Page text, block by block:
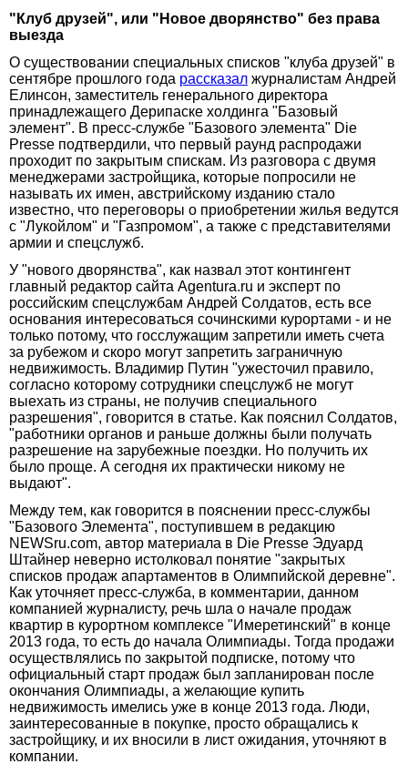
"Клуб друзей", или "Новое дворянство" без права
выезда
О существовании специальных списков "клуба друзей" в
сентябре прошлого года рассказал журналистам Андрей
Елинсон, заместитель генерального директора
принадлежащего Дерипаске холдинга "Базовый
элемент". В пресс-службе "Базового элемента" Die
Presse подтвердили, что первый раунд распродажи
проходит по закрытым спискам. Из разговора с двумя
менеджерами застройщика, которые попросили не
называть их имен, австрийскому изданию стало
известно, что переговоры о приобретении жилья ведутся
с "Лукойлом" и "Газпромом", а также с представителями
армии и спецслужб.
У "нового дворянства", как назвал этот контингент
главный редактор сайта Agentura.ru и эксперт по
российским спецслужбам Андрей Солдатов, есть все
основания интересоваться сочинскими курортами - и не
только потому, что госслужащим запретили иметь счета
за рубежом и скоро могут запретить заграничную
недвижимость. Владимир Путин "ужесточил правило,
согласно которому сотрудники спецслужб не могут
выехать из страны, не получив специального
разрешения", говорится в статье. Как пояснил Солдатов,
"работники органов и раньше должны были получать
разрешение на зарубежные поездки. Но получить их
было проще. А сегодня их практически никому не
выдают".
Между тем, как говорится в пояснении пресс-службы
"Базового Элемента", поступившем в редакцию
NEWSru.com, автор материала в Die Presse Эдуард
Штайнер неверно истолковал понятие "закрытых
списков продаж апартаментов в Олимпийской деревне".
Как уточняет пресс-служба, в комментарии, данном
компанией журналисту, речь шла о начале продаж
квартир в курортном комплексе "Имеретинский" в конце
2013 года, то есть до начала Олимпиады. Тогда продажи
осуществлялись по закрытой подписке, потому что
официальный старт продаж был запланирован после
окончания Олимпиады, а желающие купить
недвижимость имелись уже в конце 2013 года. Люди,
заинтересованные в покупке, просто обращались к
застройщику, и их вносили в лист ожидания, уточняют в
компании.